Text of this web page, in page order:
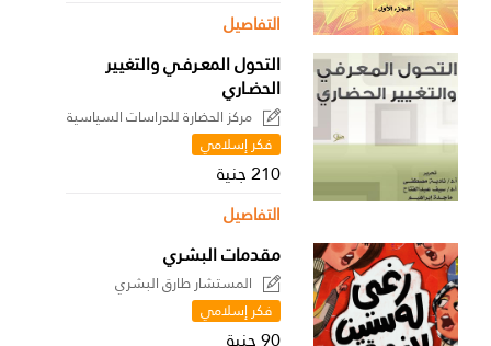
التفاصيل
التحول المعـرفـي والتغيير
الحضـاري
مركز الحضارة للدراسات السياسية
فكر إسلامي
210 جنية
التفاصيل
مقدمات البشري
المستشار طارق البشري
فكر إسلامي